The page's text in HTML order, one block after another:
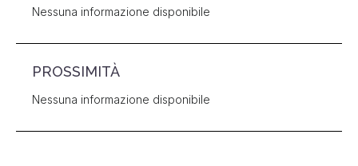
Nessuna informazione disponibile
PROSSIMITÀ
Nessuna informazione disponibile